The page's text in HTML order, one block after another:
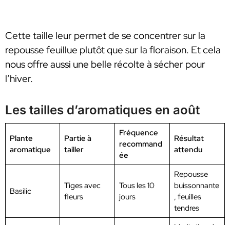
Cette taille leur permet de se concentrer sur la
repousse feuillue plutôt que sur la floraison. Et cela
nous offre aussi une belle récolte à sécher pour
l’hiver.
Les tailles d’aromatiques en août
Plante
aromatique
Partie à
tailler
Fréquence
recommand
ée
Résultat
attendu
Basilic
Tiges avec
fleurs
Tous les 10
jours
Repousse
buissonnante
, feuilles
tendres